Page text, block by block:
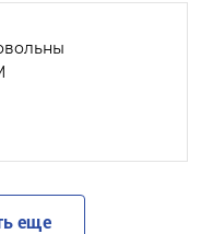
еще